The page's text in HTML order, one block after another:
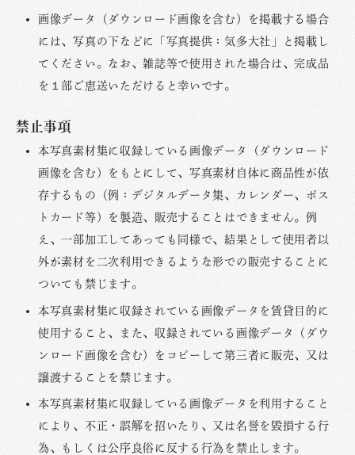
画像データ（ダウンロード画像を含む）を掲載する場合
には、写真の下などに「写真提供：気多大社」と掲載し
てください。なお、雑誌等で使用された場合は、完成品
を１部ご恵送いただけると幸いです。
禁止事項
本写真素材集に収録している画像データ（ダウンロード
画像を含む）をもとにして、写真素材自体に商品性が依
存するもの（例：デジタルデータ集、カレンダー、ポス
トカード等）を製造、販売することはできません。例
え、一部加工してあっても同様で、結果として使用者以
外が素材を二次利用できるような形での販売することに
ついても禁じます。
本写真素材集に収録されている画像データを賃貸目的に
使用すること、また、収録されている画像データ（ダウ
ンロード画像を含む）をコピーして第三者に販売、又は
譲渡することを禁じます。
本写真素材集に収録している画像データを利用すること
により、不正・誤解を招いたり、又は名誉を毀損する行
為、もしくは公序良俗に反する行為を禁止します。